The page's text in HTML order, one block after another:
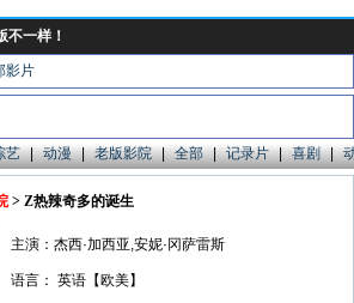
不一样！
影片
艺 | 动漫 | 老版影院 | 全部 | 记录片 | 喜剧 |
> Z热辣奇多的诞生
主演：杰西·加西亚,安妮·冈萨雷斯
语言： 英语【欧美】